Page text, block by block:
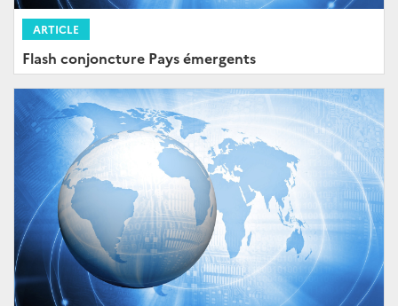
ARTICLE
Flash conjoncture Pays émergents